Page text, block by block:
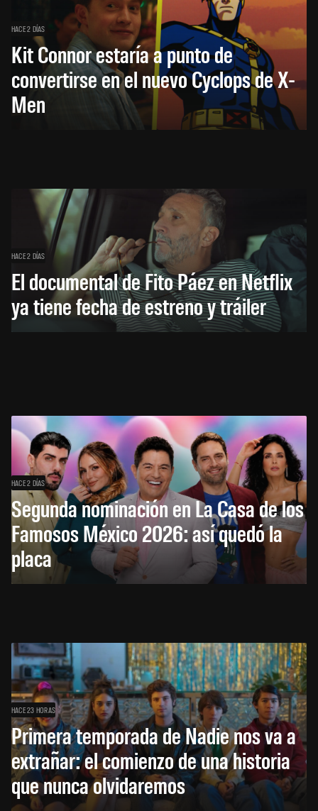
HACE 2 DÍAS
Kit Connor estaría a punto de
convertirse en el nuevo Cyclops de X-
Men
HACE 2 DÍAS
El documental de Fito Páez en Netflix
ya tiene fecha de estreno y tráiler
HACE 2 DÍAS
Segunda nominación en La Casa de los
Famosos México 2026: así quedó la
placa
HACE 23 HORAS
Primera temporada de Nadie nos va a
extrañar: el comienzo de una historia
que nunca olvidaremos